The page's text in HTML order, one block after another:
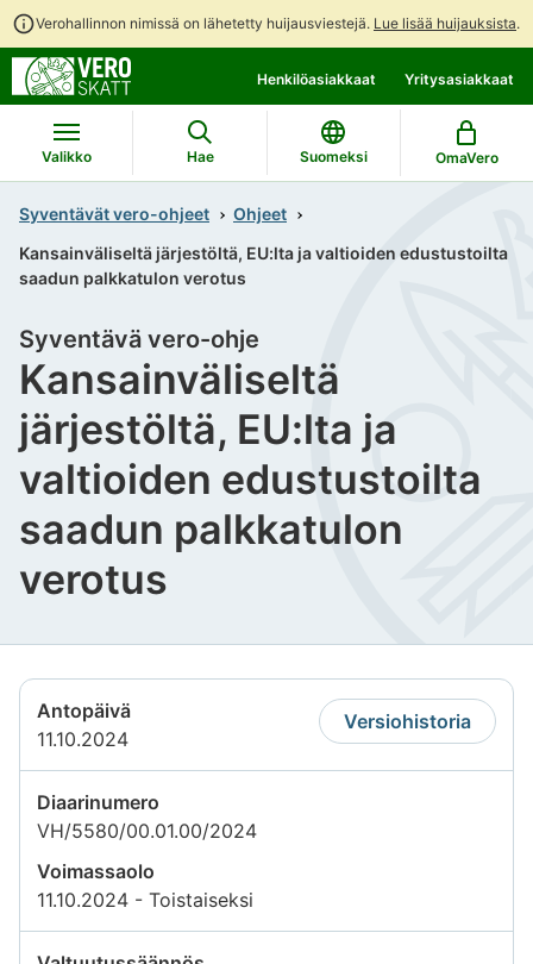
Verohallinnon nimissä on lähetetty huijausviestejä. Lue lisää huijauksista.
suoraan
sisältöön
koko
sivuston
hakuun
Henkilöasiakkaat Yritysasiakkaat
Valikko Hae Suomeksi OmaVero
Syventävät vero-ohjeet
Ohjeet
Kansainväliseltä järjestöltä, EU:lta ja valtioiden edustustoilta
saadun palkkatulon verotus
Kansainväliseltä
järjestöltä, EU:lta ja
valtioiden edustustoilta
saadun palkkatulon
verotus
Syventävä vero-ohje
Antopäivä
11.10.2024
Versiohistoria
Diaarinumero
VH/5580/00.01.00/2024
Voimassaolo
11.10.2024 - Toistaiseksi